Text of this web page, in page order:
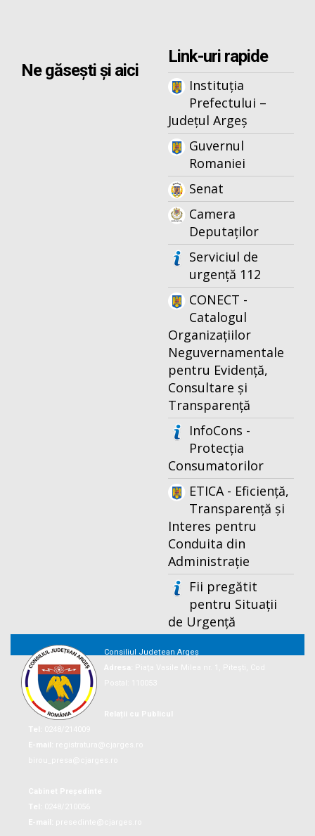
Ne găsești și aici
Link-uri rapide
Instituția
Prefectului –
Județul Argeș
Guvernul
Romaniei
Senat
Camera
Deputaților
Serviciul de
urgență 112
CONECT -
Catalogul
Organizațiilor
Neguvernamentale
pentru Evidență,
Consultare și
Transparență
InfoCons -
Protecția
Consumatorilor
ETICA - Eficiență,
Transparență și
Interes pentru
Conduita din
Administrație
Fii pregătit
pentru Situații
de Urgență
Consiliul Județean Argeș